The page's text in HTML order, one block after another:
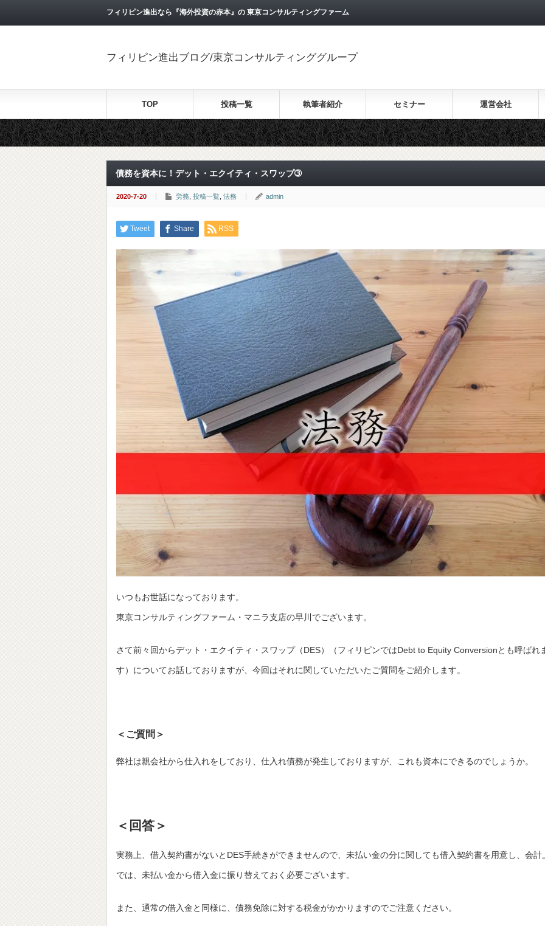
フィリピン進出なら『海外投資の赤本』の 東京コンサルティングファーム
フィリピン進出ブログ/東京コンサルティンググループ
TOP 投稿一覧 執筆者紹介 セミナー 運営会社
債務を資本に！デット・エクイティ・スワップ➂
2020-7-20 労務 投稿一覧 法務 admin
Tweet Share RSS
いつもお世話になっております。
東京コンサルティングファーム・マニラ支店の早川でございます。
さて前々回からデット・エクイティ・スワップ（DES）（フィリピンではDebt to Equity Conversionとも呼ばれ
す）についてお話しておりますが、今回はそれに関していただいたご質問をご紹介します。
＜ご質問＞
弊社は親会社から仕入れをしており、仕入れ債務が発生しておりますが、これも資本にできるのでしょうか。
＜回答＞
実務上、借入契約書がないとDES手続きができませんので、未払い金の分に関しても借入契約書を用意し、会計
では、未払い金から借入金に振り替えておく必要ございます。
また、通常の借入金と同様に、債務免除に対する税金がかかりますのでご注意ください。